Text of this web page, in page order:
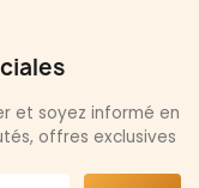
et soyez informé en
offres exclusives